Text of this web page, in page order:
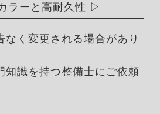
ラーと高耐久性
く変更される場合があり
識を持つ整備士にご依頼